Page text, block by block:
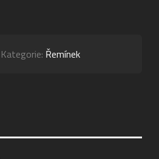
Kategorie: Řemínek